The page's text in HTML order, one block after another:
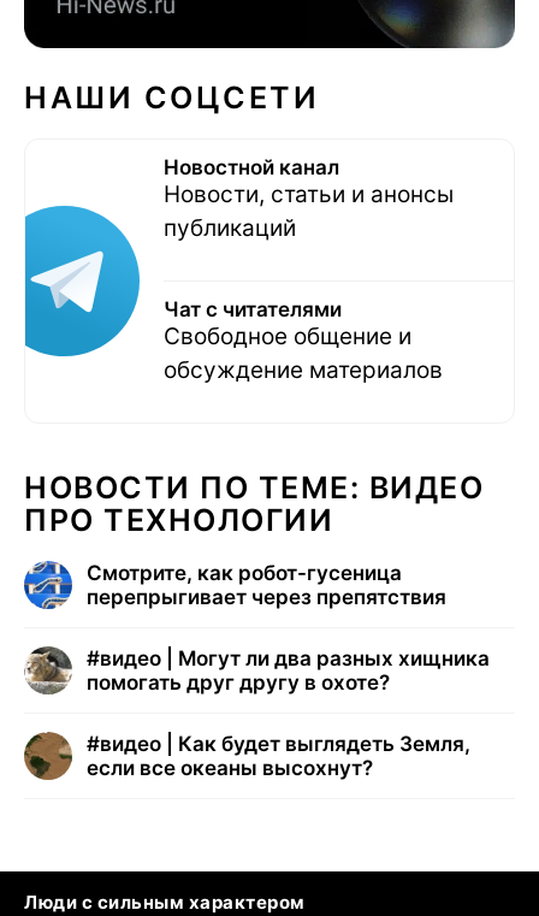
НАШИ СОЦСЕТИ
Новостной канал
Новости, статьи и анонсы
публикаций
Чат с читателями
Свободное общение и
обсуждение материалов
НОВОСТИ ПО ТЕМЕ: ВИДЕО
ПРО ТЕХНОЛОГИИ
Смотрите, как робот-гусеница
перепрыгивает через препятствия
#видео | Могут ли два разных хищника
помогать друг другу в охоте?
#видео | Как будет выглядеть Земля,
если все океаны высохнут?
Люди с сильным характером